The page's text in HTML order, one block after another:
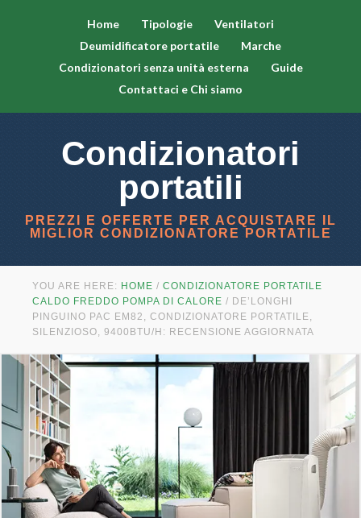
Home Tipologie
Ventilatori
Deumidificatore portatile
Marche
Condizionatori senza unità esterna
Guide
Contattaci e Chi siamo
Condizionatori
portatili
PREZZI E OFFERTE PER ACQUISTARE IL
MIGLIOR CONDIZIONATORE PORTATILE
YOU ARE HERE: HOME / CONDIZIONATORE PORTATILE
CALDO FREDDO POMPA DI CALORE / DE’LONGHI
PINGUINO PAC EM82, CONDIZIONATORE PORTATILE,
SILENZIOSO, 9400BTU/H: RECENSIONE AGGIORNATA